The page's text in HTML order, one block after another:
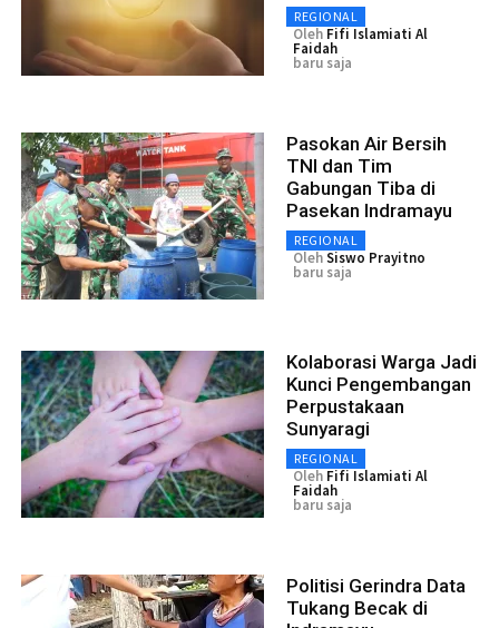
REGIONAL
Oleh Fifi Islamiati Al
Faidah
baru saja
Pasokan Air Bersih
TNI dan Tim
Gabungan Tiba di
Pasekan Indramayu
REGIONAL
OlehSiswo Prayitno
baru saja
Kolaborasi Warga Jadi
Kunci Pengembangan
Perpustakaan
Sunyaragi
REGIONAL
Oleh Fifi Islamiati Al
Faidah
baru saja
Politisi Gerindra Data
Tukang Becak di